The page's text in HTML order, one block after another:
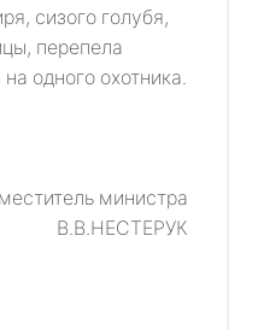
сизого голубя,
перепела
одного охотника.
министра
В.В.НЕСТЕРУК